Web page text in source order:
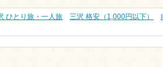
ひとり旅・一人旅 三沢 格安（1,000円以下）